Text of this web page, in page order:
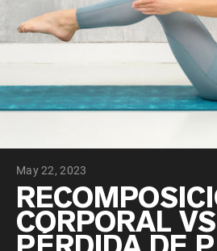
May 22, 2023
CORPORAL VS